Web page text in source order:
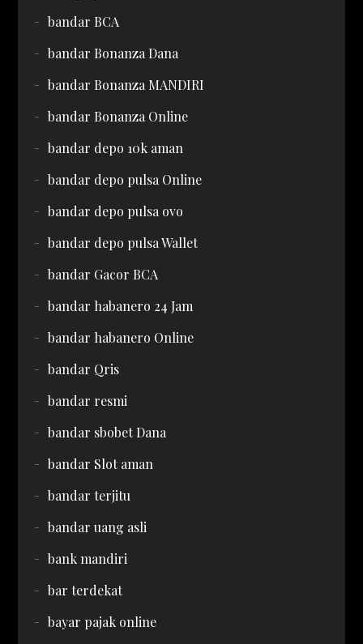
bandar BCA
bandar Bonanza Dana
bandar Bonanza MANDIRI
bandar Bonanza Online
bandar depo 10k aman
bandar depo pulsa Online
bandar depo pulsa ovo
bandar depo pulsa Wallet
bandar Gacor BCA
bandar habanero 24 Jam
bandar habanero Online
bandar Qris
bandar resmi
bandar sbobet Dana
bandar Slot aman
bandar terjitu
bandar uang asli
bank mandiri
bar terdekat
bayar pajak online